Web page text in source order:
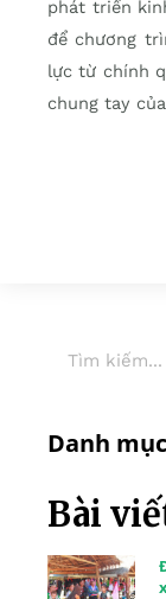
phát triển
để chương
lực từ chính
chung tay
Danh
Bài